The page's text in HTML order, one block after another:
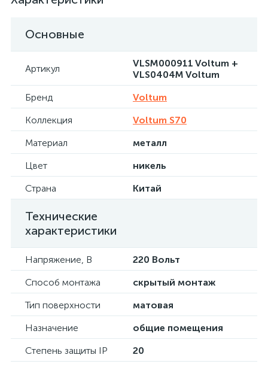
Основные
Артикул
VLSM000911 Voltum +
VLS0404M Voltum
Бренд
Voltum
Коллекция
Voltum S70
Материал
металл
Цвет
никель
Страна
Китай
Технические
характеристики
Напряжение, В
220 Вольт
Способ монтажа
скрытый монтаж
Тип поверхности
матовая
Назначение
общие помещения
Степень защиты IP
20